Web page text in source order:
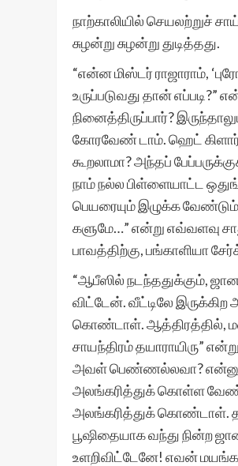
நாற்காலியில் செயலற்றுச்
சுழன்று சுழன்று துடித்தது.
“என்ன மிஸ்டர் ராஜாராம்,
உருப்படுவது தான்
நினைத்திருப்பார்?
கோரவேண் டாம். ஹெட்
கூறலாமா? அந்தப்
நாம் நல்ல பிள்ளையாட்ட
பெயரையும் இழுக்க
களுமே…” என்று எவ்வளவு
பாவத்திற்கு, பங்காளியா
“ஆபீஸில் நடந்ததுக்கும்,
விட்டேன். வீட்டிலே
கொண்டாள். ஆத்திரத்தில்,
சாயந்திரம் தயாராயிரு”
அவள் பெண்ணல்லவா?
அலங்கரித்துக் கொள்ள
அலங்கரித்துக் கொண்டாள்.
பூஷிதையாக வந்து நின்ற
உளறிவிட்டேனே! எவன் மயங்க